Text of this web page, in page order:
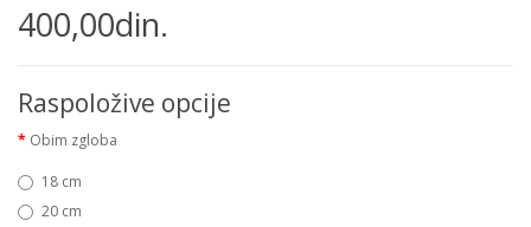
400,00din.
Raspoložive opcije
Obim zgloba
18 cm
20 cm